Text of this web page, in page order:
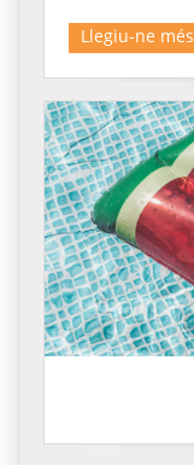
Llegiu-ne més